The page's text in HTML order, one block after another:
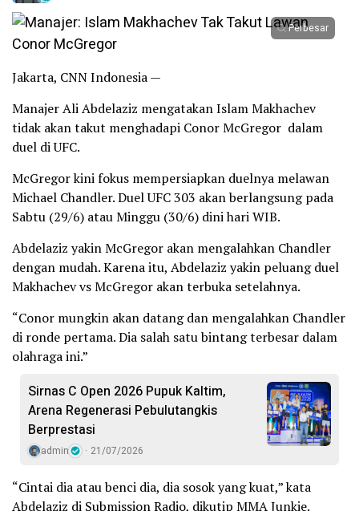
Perbesar
Jakarta, CNN Indonesia —
Manajer Ali Abdelaziz mengatakan Islam Makhachev
tidak akan takut menghadapi Conor McGregor dalam
duel di UFC.
McGregor kini fokus mempersiapkan duelnya melawan
Michael Chandler. Duel UFC 303 akan berlangsung pada
Sabtu (29/6) atau Minggu (30/6) dini hari WIB.
Abdelaziz yakin McGregor akan mengalahkan Chandler
dengan mudah. Karena itu, Abdelaziz yakin peluang duel
Makhachev vs McGregor akan terbuka setelahnya.
“Conor mungkin akan datang dan mengalahkan Chandler
di ronde pertama. Dia salah satu bintang terbesar dalam
olahraga ini.”
Sirnas C Open 2026 Pupuk Kaltim,
Arena Regenerasi Pebulutangkis
Berprestasi
admin 21/07/2026
“Cintai dia atau benci dia, dia sosok yang kuat,” kata
Abdelaziz di Submission Radio, dikutip MMA Junkie.